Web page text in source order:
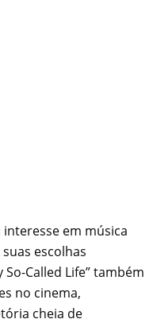
em música
escolhas
Called Life” também
no cinema,
cheia de